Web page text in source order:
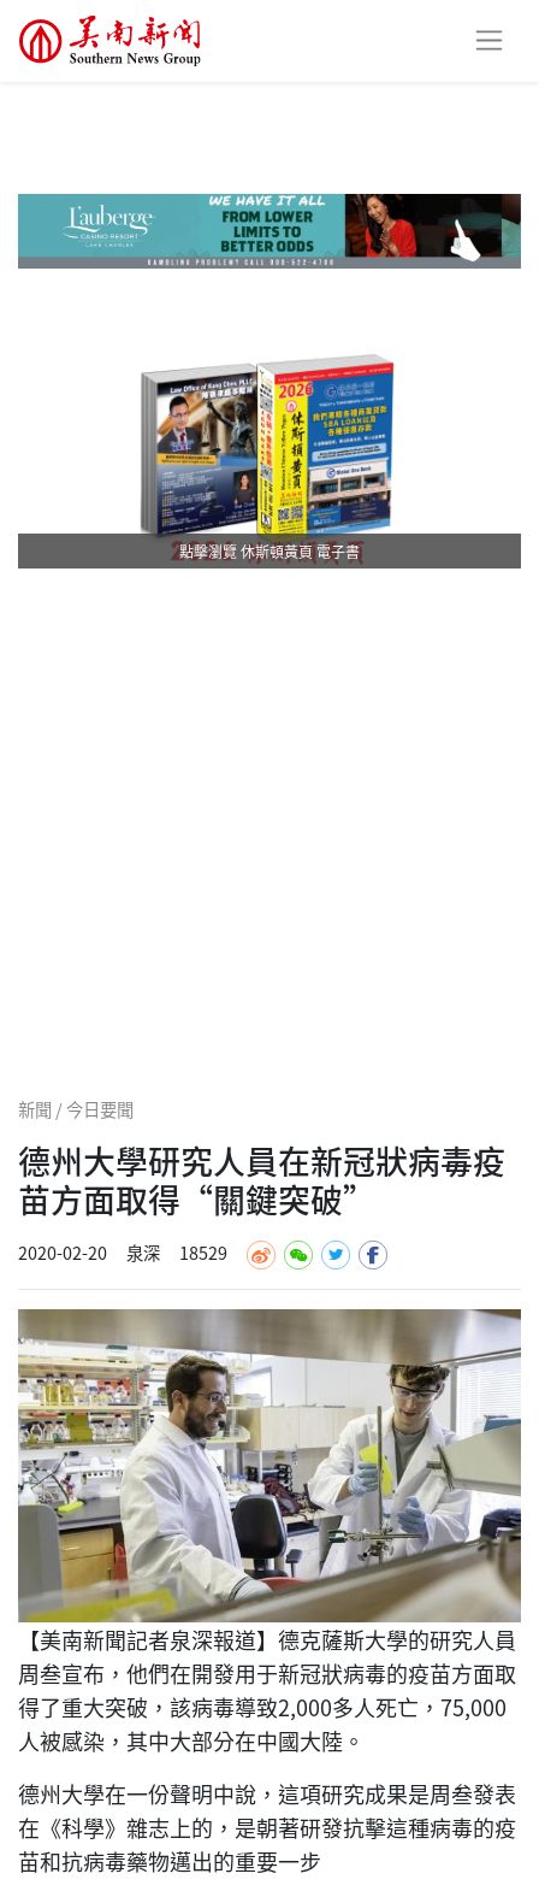
點擊瀏覽 休斯頓黃頁 電子書
新聞 / 今日要聞
德州大學研究人員在新冠狀病毒疫
苗方面取得“關鍵突破”
2020-02-20 泉深 18529
【美南新聞記者泉深報道】德克薩斯大學的研究人員
周叁宣布，他們在開發用于新冠狀病毒的疫苗方面取
得了重大突破，該病毒導致2,000多人死亡，75,000
人被感染，其中大部分在中國大陸。
德州大學在一份聲明中說，這項研究成果是周叁發表
在《科學》雜志上的，是朝著研發抗擊這種病毒的疫
苗和抗病毒藥物邁出的重要一步